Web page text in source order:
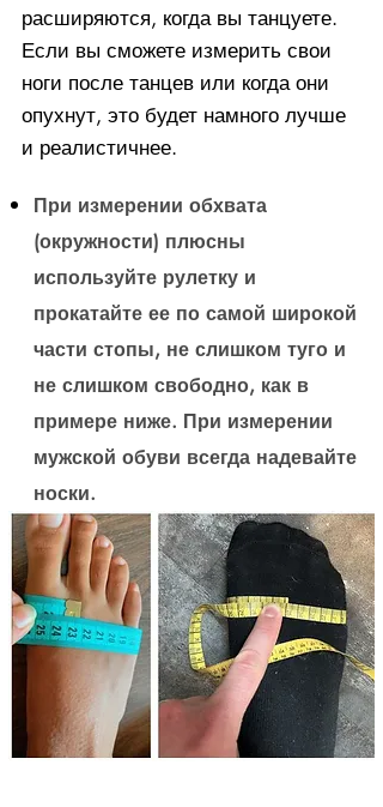
расширяются, когда вы танцуете.
Если вы сможете измерить свои
ноги после танцев или когда они
опухнут, это будет намного лучше
и реалистичнее.
При измерении обхвата
(окружности) плюсны
используйте рулетку и
прокатайте ее по самой широкой
части стопы, не слишком туго и
не слишком свободно, как в
примере ниже. При измерении
мужской обуви всегда надевайте
носки.